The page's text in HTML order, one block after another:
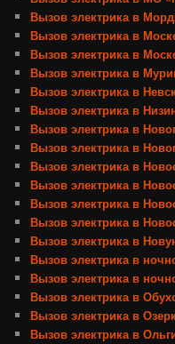
Вызов электрика в
Вызов электрика в
Вызов электрика в
Вызов электрика в
Вызов электрика в
Вызов электрика в
Вызов электрика в
Вызов электрика в
Вызов электрика в
Вызов электрика в
Вызов электрика в
Вызов электрика в
Вызов электрика в
Вызов электрика в
Вызов электрика в
Вызов электрика в
Вызов электрика в
Вызов электрика в